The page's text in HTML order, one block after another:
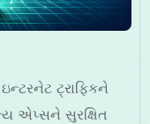
ટ્રાફિકને
એપ્સને સુરક્ષિત